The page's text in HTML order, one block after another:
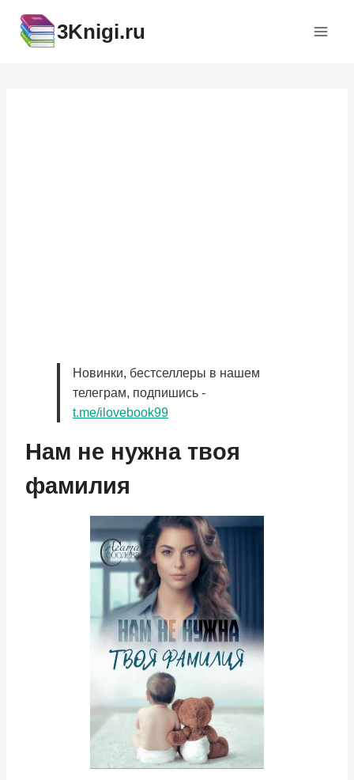
содержимому
3Knigi.ru
Новинки, бестселлеры в нашем
телеграм, подпишись -
t.me/ilovebook99
Нам не нужна твоя
фамилия